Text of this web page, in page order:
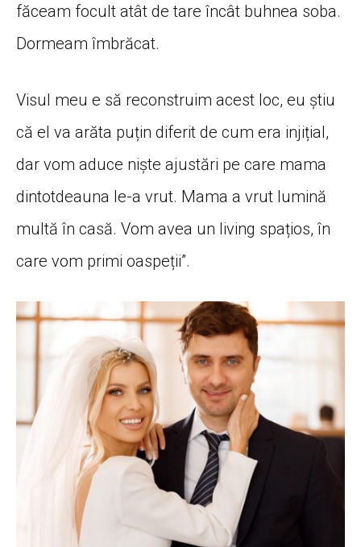
făceam focult atât de tare încât buhnea soba.
Dormeam îmbrăcat.
Visul meu e să reconstruim acest loc, eu știu
că el va arăta puțin diferit de cum era injițial,
dar vom aduce niște ajustări pe care mama
dintotdeauna le-a vrut. Mama a vrut lumină
multă în casă. Vom avea un living spațios, în
care vom primi oaspeții”.